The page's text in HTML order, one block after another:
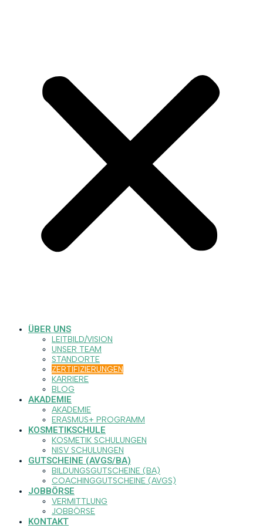
ÜBER UNS
LEITBILD/VISION
UNSER TEAM
STANDORTE
ZERTIFIZIERUNGEN
KARRIERE
BLOG
AKADEMIE
AKADEMIE
ERASMUS+ PROGRAMM
KOSMETIKSCHULE
KOSMETIK SCHULUNGEN
NISV SCHULUNGEN
GUTSCHEINE (AVGS/BA)
BILDUNGSGUTSCHEINE (BA)
COACHINGGUTSCHEINE (AVGS)
JOBBÖRSE
VERMITTLUNG
JOBBÖRSE
KONTAKT